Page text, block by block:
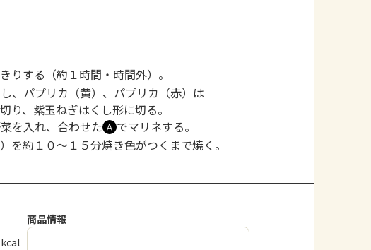
りする（約１時間・時間外）。
、パプリカ（黄）、パプリカ（赤）は
り、紫玉ねぎはくし形に切る。
を入れ、合わせた Ａ でマリネする。
約１０～１５分焼き色がつくまで焼く。
商品情報